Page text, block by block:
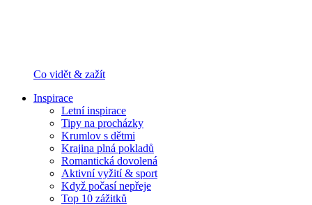
Co vidět & zažít
Inspirace
Letní inspirace
Tipy na procházky
Krumlov s dětmi
Krajina plná pokladů
Romantická dovolená
Aktivní vyžití & sport
Když počasí nepřeje
Top 10 zážitků